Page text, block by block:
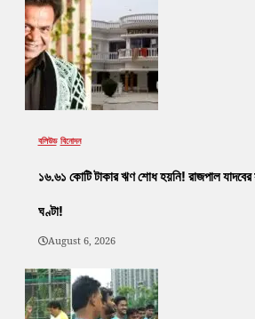
বলিউড বিনোদন
১৬.৬১ কোটি টাকার ঋণ শোধ হয়নি! রাজপাল যাদবের
ঘণ্টা!
August 6, 2026